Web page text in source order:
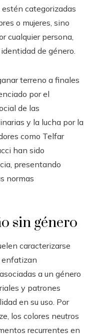
categorizadas
o mujeres, sino
cualquier persona,
de género.
terreno a finales
por el
de las
y la lucha por la
como Telfar
han sido
presentando
normas
sin género
caracterizarse
enfatizan
a un género
y patrones
en su uso. Por
los colores neutros
recurrentes en